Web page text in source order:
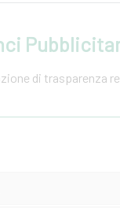
di trasparenza